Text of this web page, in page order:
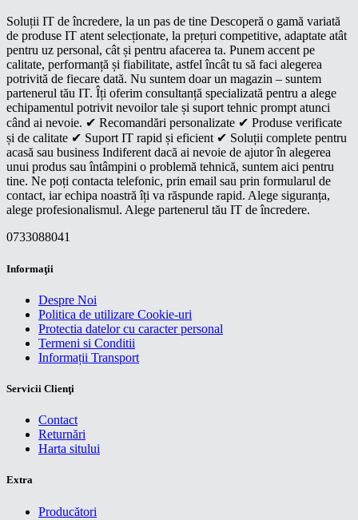
Soluții IT de încredere, la un pas de tine Descoperă o gamă variată
de produse IT atent selecționate, la prețuri competitive, adaptate atât
pentru uz personal, cât și pentru afacerea ta. Punem accent pe
calitate, performanță și fiabilitate, astfel încât tu să faci alegerea
potrivită de fiecare dată. Nu suntem doar un magazin – suntem
partenerul tău IT. Îți oferim consultanță specializată pentru a alege
echipamentul potrivit nevoilor tale și suport tehnic prompt atunci
când ai nevoie. ✔ Recomandări personalizate ✔ Produse verificate
și de calitate ✔ Suport IT rapid și eficient ✔ Soluții complete pentru
acasă sau business Indiferent dacă ai nevoie de ajutor în alegerea
unui produs sau întâmpini o problemă tehnică, suntem aici pentru
tine. Ne poți contacta telefonic, prin email sau prin formularul de
contact, iar echipa noastră îți va răspunde rapid. Alege siguranța,
alege profesionalismul. Alege partenerul tău IT de încredere.
0733088041
Informaţii
Despre Noi
Politica de utilizare Cookie-uri
Protectia datelor cu caracter personal
Termeni si Conditii
Informații Transport
Servicii Clienţi
Contact
Returnări
Harta sitului
Extra
Producători